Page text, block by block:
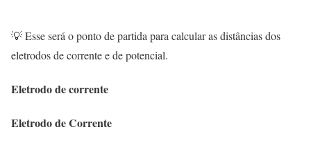
💡 Esse será o ponto de partida para calcular as distâncias dos
eletrodos de corrente e de potencial.
Eletrodo de corrente
Eletrodo de Corrente